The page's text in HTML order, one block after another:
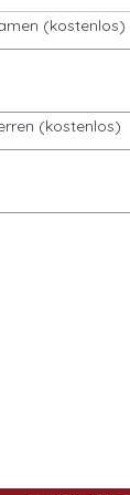
(kostenlos)
(kostenlos)